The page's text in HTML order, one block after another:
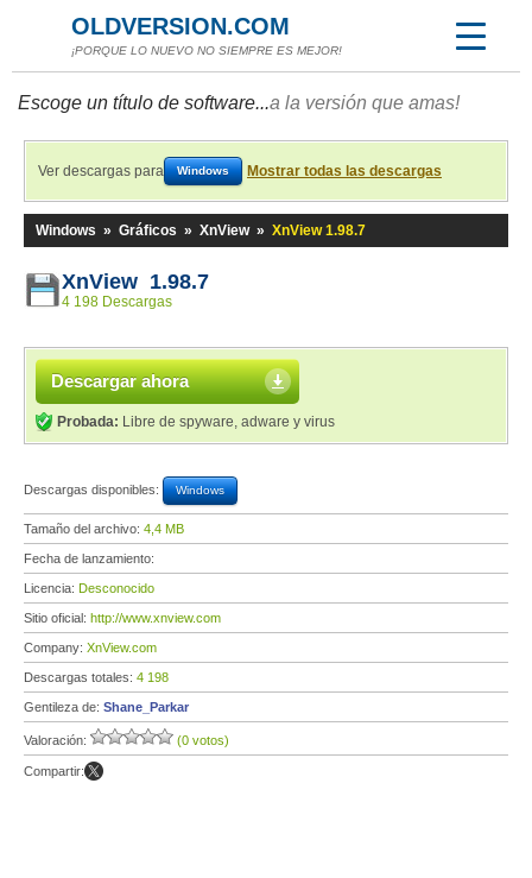
OLDVERSION.COM
¡PORQUE LO NUEVO NO SIEMPRE ES MEJOR!
Escoge un título de software...a la versión que amas!
Ver descargas para Windows Mostrar todas las descargas
Windows » Gráficos » XnView » XnView 1.98.7
XnView 1.98.7
4 198 Descargas
Descargar ahora
Probada: Libre de spyware, adware y virus
Descargas disponibles: Windows
Tamaño del archivo: 4,4 MB
Fecha de lanzamiento:
Licencia: Desconocido
Sitio oficial: http://www.xnview.com
Company: XnView.com
Descargas totales: 4 198
Gentileza de: Shane_Parkar
Valoración: (0 votos)
Compartir: